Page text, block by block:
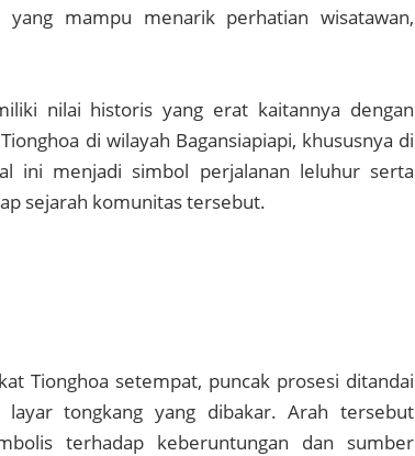
yang mampu menarik perhatian wisatawan,
nilai historis yang erat kaitannya dengan
di wilayah Bagansiapiapi, khususnya di
ini menjadi simbol perjalanan leluhur serta
sejarah komunitas tersebut.
Tionghoa setempat, puncak prosesi ditandai
tongkang yang dibakar. Arah tersebut
terhadap keberuntungan dan sumber